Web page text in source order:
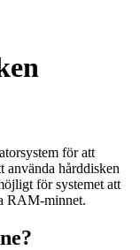
för att
använda hårddisken
för systemet att
RAM-minnet.